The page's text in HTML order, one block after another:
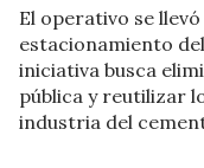
El operativo se
estacionamiento
iniciativa busca
pública y reutilizar
industria del